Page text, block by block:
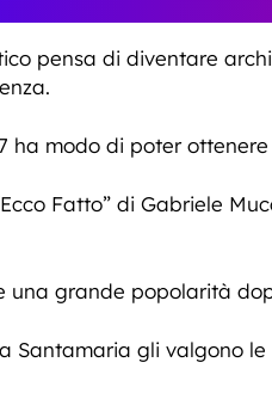
pensa di diventare
ha modo di poter
Fatto” di Gabriele
grande popolarità
Santamaria gli valgono